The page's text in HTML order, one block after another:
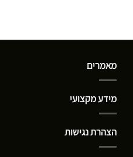
מאמרים
מידע מקצועי
הצהרת נגישות